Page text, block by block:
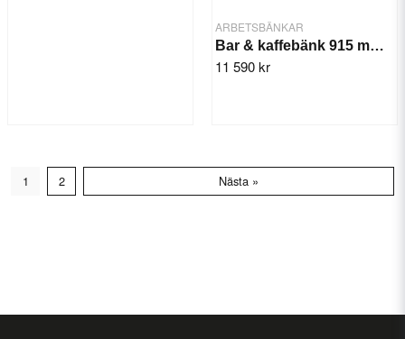
ARBETSBÄNKAR
Bar & kaffebänk 915 mm MCN-90
11 590 kr
1 2 Nästa »